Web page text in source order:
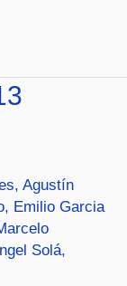
, Agustín
, Emilio Garcia
Solá,